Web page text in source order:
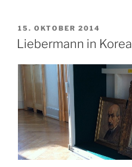
VERÖFFENTLICHT
AM
15. OKTOBER 2014
Liebermann in Korea